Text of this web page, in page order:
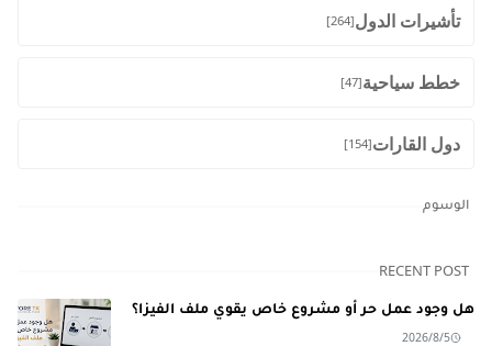
تأشيرات الدول[264]
خطط سياحية[47]
دول القارات[154]
الوسوم
RECENT POST
هل وجود عمل حر أو مشروع خاص يقوي ملف الفيزا؟
2026/8/5